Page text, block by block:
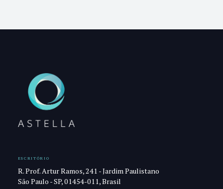
ESCRITÓRIO
R. Prof. Artur Ramos, 241 - Jardim Paulistano
São Paulo - SP, 01454-011, Brasil